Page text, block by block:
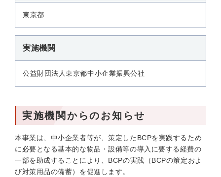
東京都
実施機関
公益財団法人東京都中小企業振興公社
実施機関からのお知らせ
本事業は、中小企業者等が、策定したBCPを実践するため
に必要となる基本的な物品・設備等の導入に要する経費の
一部を助成することにより、BCPの実践（BCPの策定およ
び対策用品の備蓄）を促進します。